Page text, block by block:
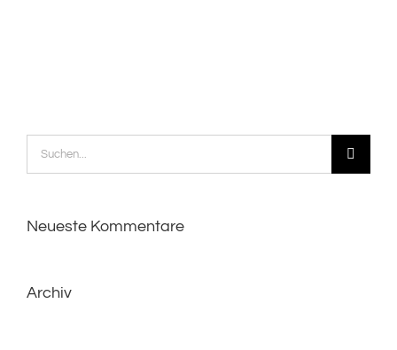
Neueste Kommentare
Archiv